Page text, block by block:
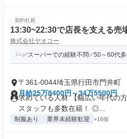
契約社員
13:30~22:30で店長を支える売
株式会社ヤオコー
✅スーパーでの経験不問✅50～60代
〒361-0044埼玉県行田市門井町
月給25万8400円～34万5500円
求めている人材 【幅広い年代の
スタッフも多数在籍！ ◎...
制服あり 業界未経験歓迎 +16個